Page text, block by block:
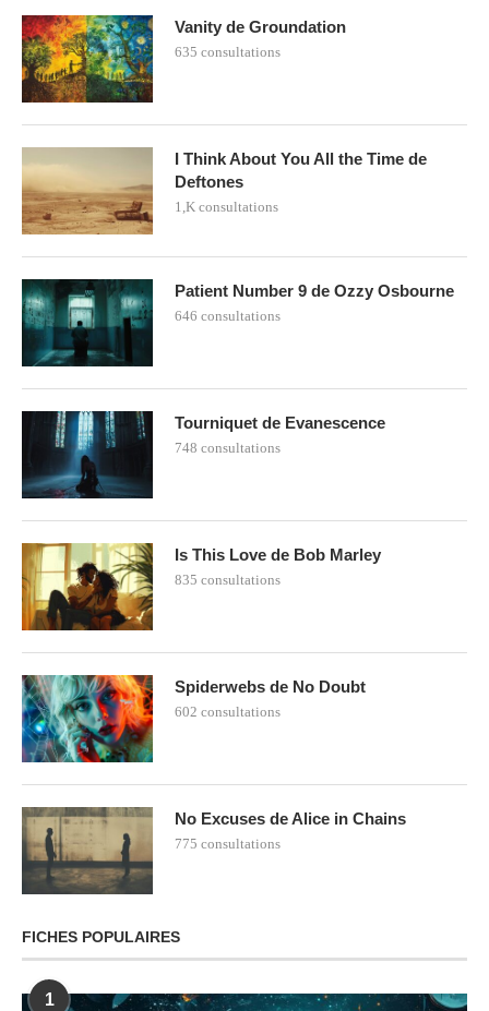
Vanity de Groundation
635 consultations
I Think About You All the Time de
Deftones
1,K consultations
Patient Number 9 de Ozzy Osbourne
646 consultations
Tourniquet de Evanescence
748 consultations
Is This Love de Bob Marley
835 consultations
Spiderwebs de No Doubt
602 consultations
No Excuses de Alice in Chains
775 consultations
FICHES POPULAIRES
1